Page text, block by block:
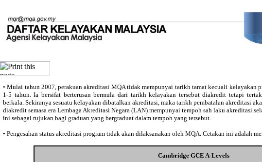
• Mulai tahun 2007, perakuan akreditasi MQA tidak mempunyai tarikh tamat kecuali kelayakan
1-5 tahun. Ia bersifat berterusan bermula dari tarikh kelayakan tersebut diakredit tetapi
berkala. Sekiranya sesuatu kelayakan dibatalkan akreditasi, maka tarikh pembatalan akreditasi
diakredit semasa era Lembaga Akreditasi Negara (LAN) mempunyai tempoh sah laku akreditasi
ini sebagai rujukan bagi graduan yang bergraduat dalam tempoh yang tersebut.
• Pengesahan status akreditasi program tidak akan dilaksanakan oleh MQA. Cetakan ini adalah
Cambridge GCE A-Levels